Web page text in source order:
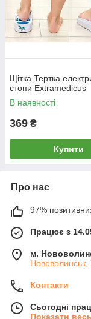
Щітка Тертка
стопи Extramedicus
В наявності
369 ₴
Купити
Про нас
97%
Працює з
м.
Нововолинськ,
Контакти
Сьогодні
Показати